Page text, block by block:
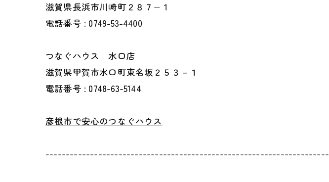
滋賀県長浜市川崎町２８７−１
電話番号 : 0749-53-4400
つなぐハウス 水口店
滋賀県甲賀市水口町東名坂２５３－１
電話番号 : 0748-63-5144
彦根市で安心のつなぐハウス
----------------------------------------------------------------------